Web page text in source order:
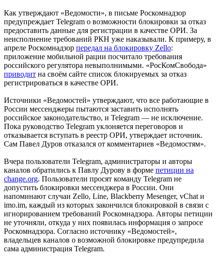
Как утверждают «Ведомости», в письме Роскомнадзор
предупреждает Telegram о возможности блокировки за отказ
предоставить данные для регистрации в качестве ОРИ. За
неисполнение требований РКН уже наказывали. К примеру, в
апреле Роскомнадзор передал на блокировку Zello:
приложение мобильной рации посчитало требования
российского регулятора невыполнимыми. «РосКомСвобода»
приводит на своём сайте список блокируемых за отказ
регистрироваться в качестве ОРИ.
Источники «Ведомостей» утверждают, что все работающие в
России мессенджеры пытаются заставить исполнять
российское законодательство, и Telegram — не исключение.
Пока руководство Telegram уклоняется переговоров и
отказывается вступать в реестр ОРИ, утверждает источник.
Сам Павел Дуров отказался от комментариев «Ведомостям».
Вчера пользователи Telegram, администраторы и авторы
каналов обратились к Павлу Дурову в форме петиции на
change.org. Пользователи просят команду Telegram не
допустить блокировки мессенджера в России. Они
напоминают случаи Zello, Line, Blackberry Mesenger, vChat и
imo.im, каждый из которых закончился блокировкой в связи с
игнорированием требований Роскомнадзора. Авторы петиции
не уточняли, откуда у них появилась информация о запросе
Роскомнадзора. Согласно источнику «Ведомостей»,
владельцев каналов о возможной блокировке предупредила
сама администрация Telegram.